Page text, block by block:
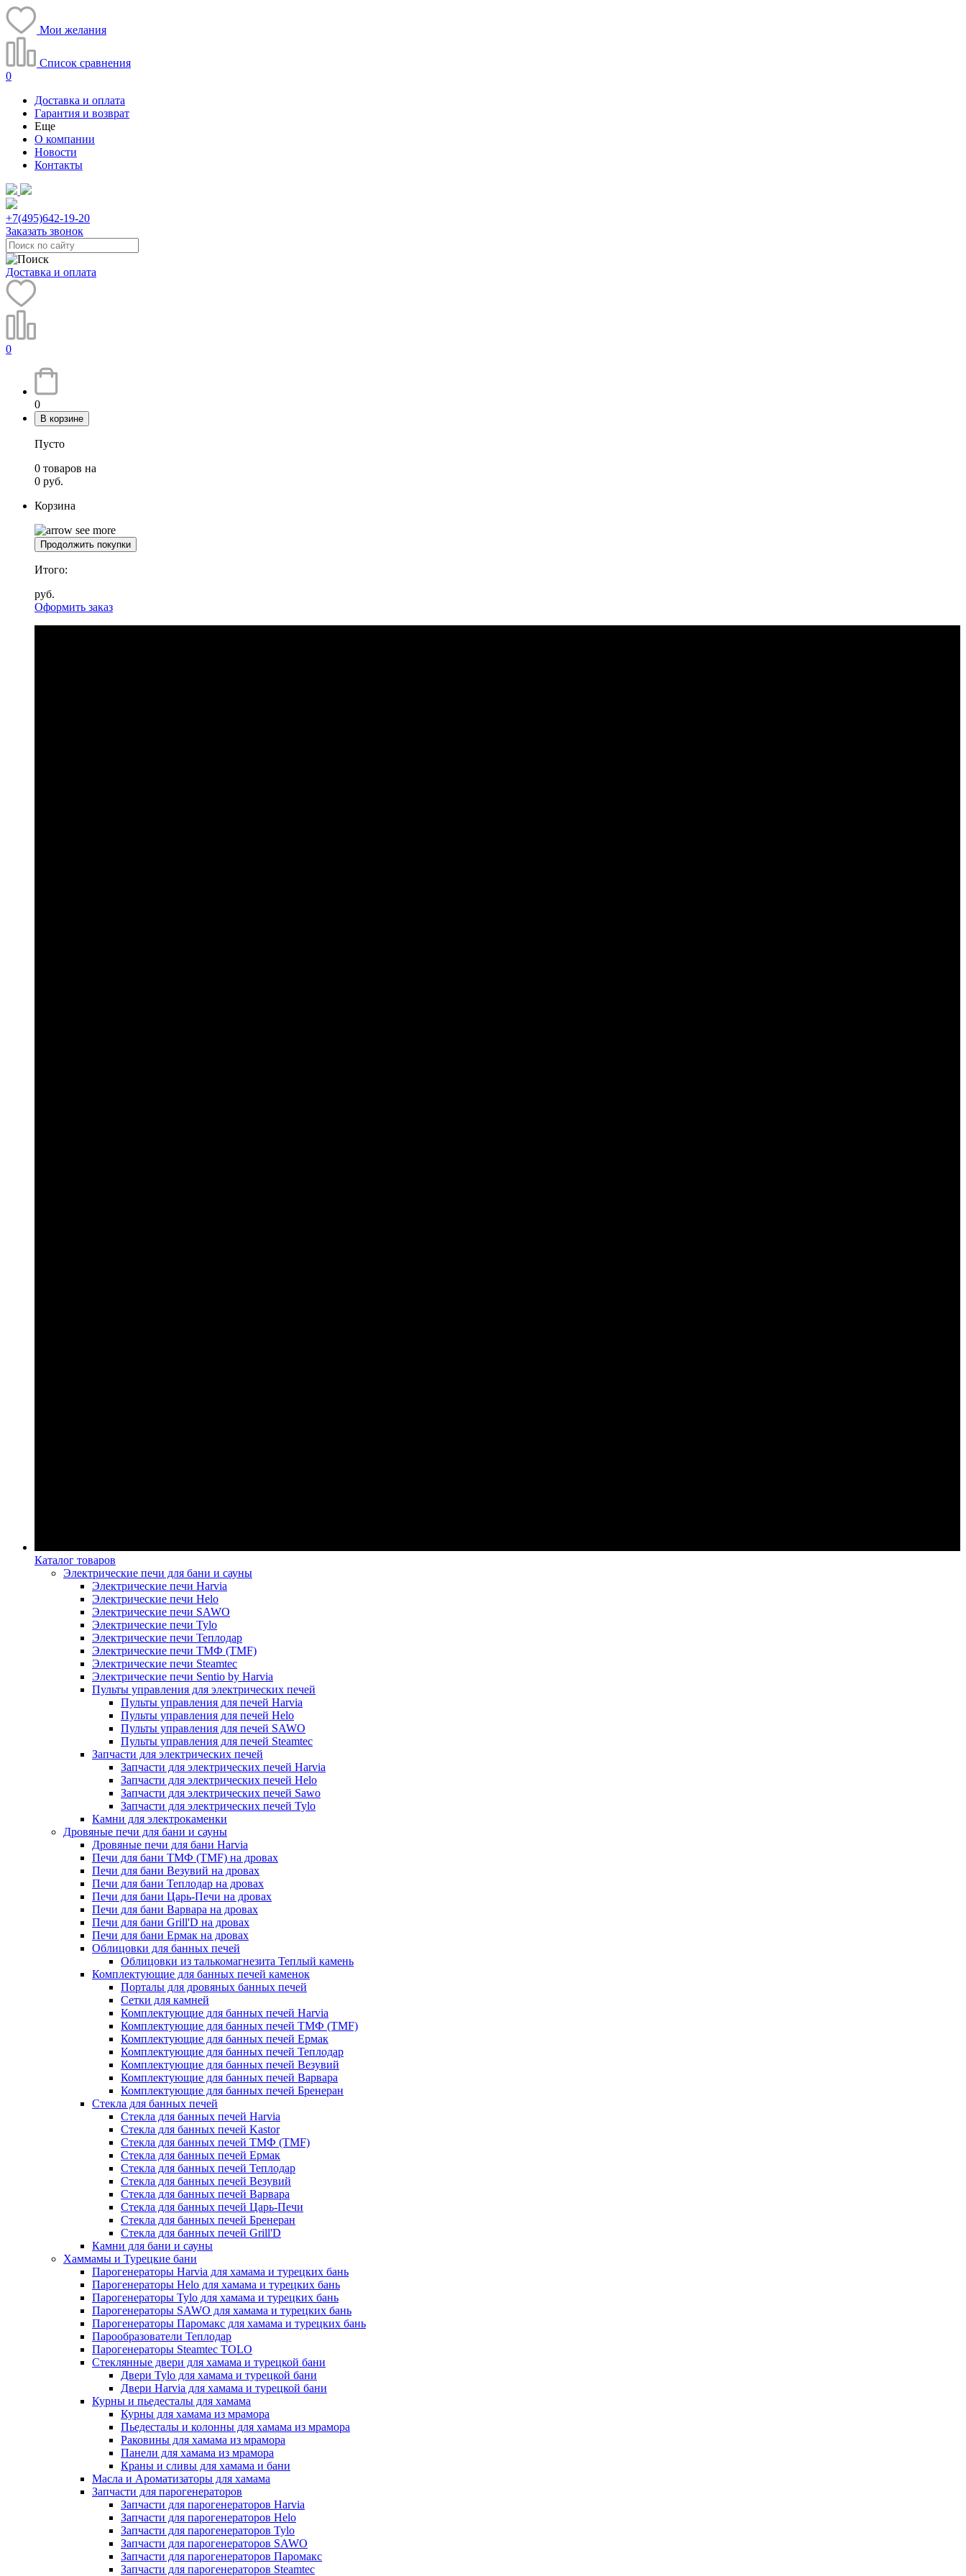
Мои желания
Список сравнения
0
Доставка и оплата
Гарантия и возврат
Еще
О компании
Новости
Контакты
+7(495)642-19-20
Заказать звонок
Доставка и оплата
0
0
В корзине
Пусто
0 товаров на
0 руб.
Корзина
Продолжить покупки
Итого:
руб.
Оформить заказ
Каталог товаров
Электрические печи для бани и сауны
Электрические печи Harvia
Электрические печи Helo
Электрические печи SAWO
Электрические печи Tylo
Электрические печи Теплодар
Электрические печи ТМФ (TMF)
Электрические печи Steamtec
Электрические печи Sentio by Harvia
Пульты управления для электрических печей
Пульты управления для печей Harvia
Пульты управления для печей Helo
Пульты управления для печей SAWO
Пульты управления для печей Steamtec
Запчасти для электрических печей
Запчасти для электрических печей Harvia
Запчасти для электрических печей Helo
Запчасти для электрических печей Sawo
Запчасти для электрических печей Tylo
Камни для электрокаменки
Дровяные печи для бани и сауны
Дровяные печи для бани Harvia
Печи для бани ТМФ (TMF) на дровах
Печи для бани Везувий на дровах
Печи для бани Теплодар на дровах
Печи для бани Царь-Печи на дровах
Печи для бани Варвара на дровах
Печи для бани Grill'D на дровах
Печи для бани Ермак на дровах
Облицовки для банных печей
Облицовки из талькомагнезита Теплый камень
Комплектующие для банных печей каменок
Порталы для дровяных банных печей
Сетки для камней
Комплектующие для банных печей Harvia
Комплектующие для банных печей ТМФ (TMF)
Комплектующие для банных печей Ермак
Комплектующие для банных печей Теплодар
Комплектующие для банных печей Везувий
Комплектующие для банных печей Варвара
Комплектующие для банных печей Бренеран
Стекла для банных печей
Стекла для банных печей Harvia
Стекла для банных печей Kastor
Стекла для банных печей ТМФ (TMF)
Стекла для банных печей Ермак
Стекла для банных печей Теплодар
Стекла для банных печей Везувий
Стекла для банных печей Варвара
Стекла для банных печей Царь-Печи
Стекла для банных печей Бренеран
Стекла для банных печей Grill'D
Камни для бани и сауны
Хаммамы и Турецкие бани
Парогенераторы Harvia для хамама и турецких бань
Парогенераторы Helo для хамама и турецких бань
Парогенераторы Tylo для хамама и турецких бань
Парогенераторы SAWO для хамама и турецких бань
Парогенераторы Паромакс для хамама и турецких бань
Парообразователи Теплодар
Парогенераторы Steamtec TOLO
Стеклянные двери для хамама и турецкой бани
Двери Tylo для хамама и турецкой бани
Двери Harvia для хамама и турецкой бани
Курны и пьедесталы для хамама
Курны для хамама из мрамора
Пьедесталы и колонны для хамама из мрамора
Раковины для хамама из мрамора
Панели для хамама из мрамора
Краны и сливы для хамама и бани
Масла и Ароматизаторы для хамама
Запчасти для парогенераторов
Запчасти для парогенераторов Harvia
Запчасти для парогенераторов Helo
Запчасти для парогенераторов Tylo
Запчасти для парогенераторов SAWO
Запчасти для парогенераторов Паромакс
Запчасти для парогенераторов Steamtec